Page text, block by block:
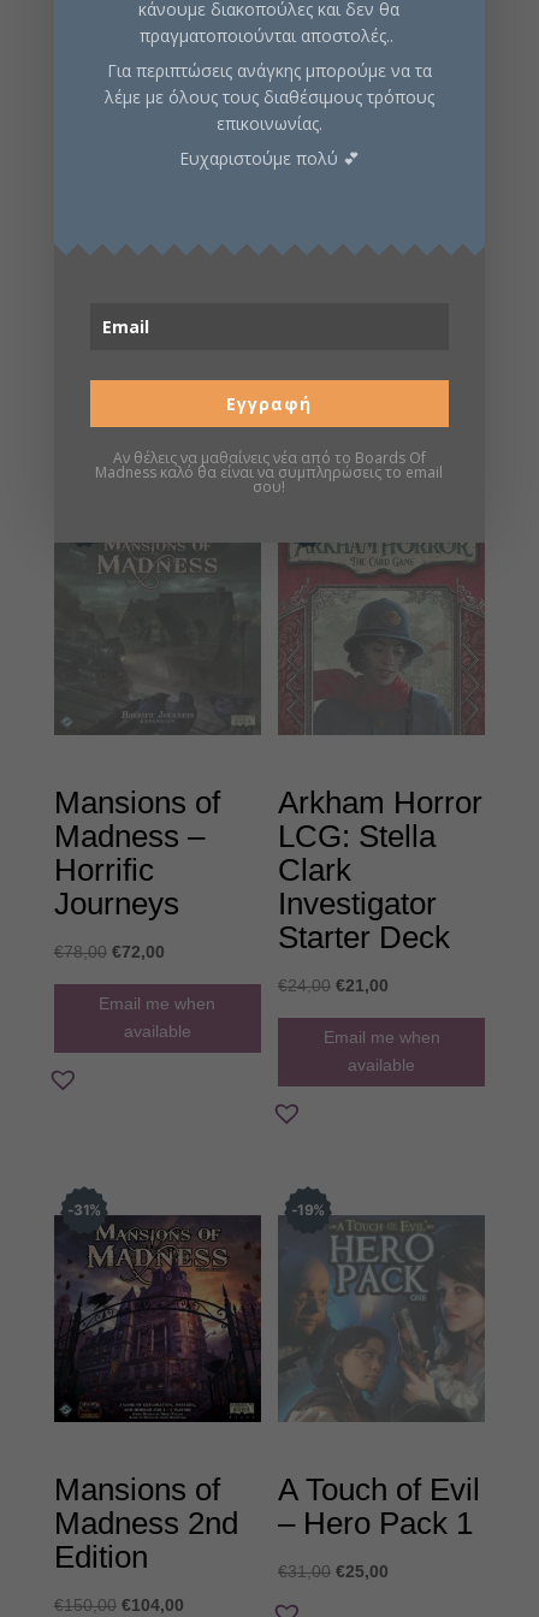
Κωδικός προϊόντος: FXG810412
Κατηγορίες:
Εξερεύνησης
Στρατηγικής
Σχετικά προϊόντα
Mansions of
Madness –
Horrific
Journeys
€78,00 Original
price
was:
€72,00Η
τρέχουσα
τιμή
Email me when
available
Arkham Horror
LCG: Stella
Clark
Investigator
Starter Deck
€24,00 Original
price
was:
€21,00
τρέχουσα
τιμή
Email me when
available
31%
Mansions of
Madness 2nd
Edition
€150,00 Original
€104,00Η
19%
A Touch of Evil
– Hero Pack 1
€31,00 Original
€25,00
κάνουμε διακοπούλες και δεν θα
πραγματοποιούνται αποστολές..
Για περιπτώσεις ανάγκης μπορούμε να τα
λέμε με όλους τους διαθέσιμους τρόπους
επικοινωνίας.
Ευχαριστούμε πολύ 💕
Εγγραφή
Αν θέλεις να μαθαίνεις νέα από το Boards Of
Madness καλό θα είναι να συμπληρώσεις το email
σου!